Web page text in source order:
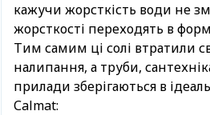
кажучи жорсткість води не
жорсткості переходять в
Тим самим ці солі втратили
налипання, а труби,
прилади зберігаються в
Сalmat: